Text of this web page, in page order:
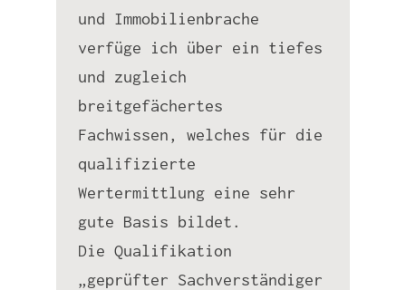
und Immobilienbrache
verfüge ich über ein tiefes
und zugleich
breitgefächertes
Fachwissen, welches für die
qualifizierte
Wertermittlung eine sehr
gute Basis bildet.
Die Qualifikation
„geprüfter Sachverständiger